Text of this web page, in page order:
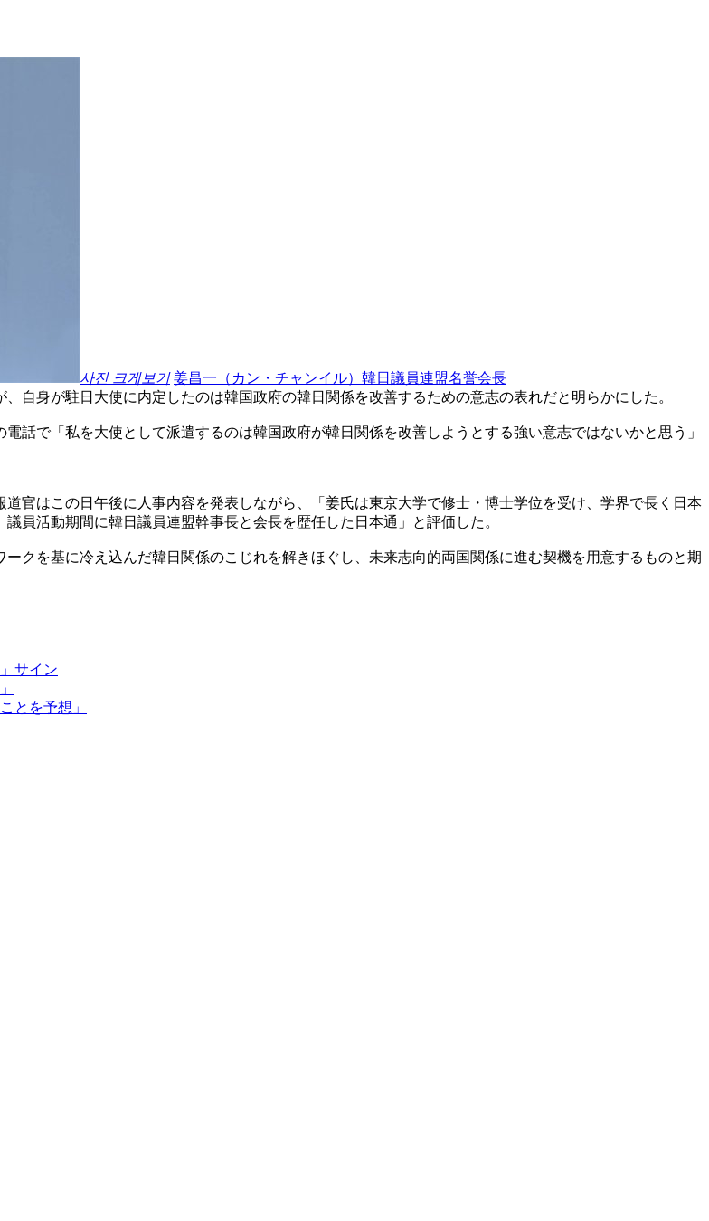
사진 크게보기 姜昌一（カン・チャンイル）韓日議員連盟名誉会長
自身が駐日大使に内定したのは韓国政府の韓日関係を改善するための意志の表れだと明らかにした。
話で「私を大使として派遣するのは韓国政府が韓日関係を改善しようとする強い意志ではないかと思う」
官はこの日午後に人事内容を発表しながら、「姜氏は東京大学で修士・博士学位を受け、学界で長く日本
員活動期間に韓日議員連盟幹事長と会長を歴任した日本通」と評価した。
クを基に冷え込んだ韓日関係のこじれを解きほぐし、未来志向的両国関係に進む契機を用意するものと期
サイン
とを予想」